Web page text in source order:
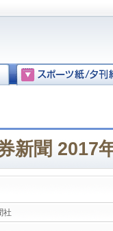
新聞 2017
社